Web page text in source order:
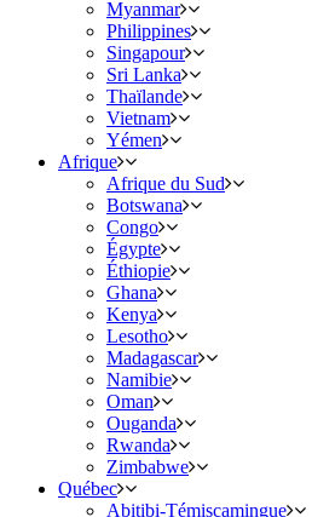
Myanmar
Philippines
Singapour
Sri Lanka
Thaïlande
Vietnam
Yémen
Afrique
Afrique du Sud
Botswana
Congo
Égypte
Éthiopie
Ghana
Kenya
Lesotho
Madagascar
Namibie
Oman
Ouganda
Rwanda
Zimbabwe
Québec
Abitibi-Témiscamingue